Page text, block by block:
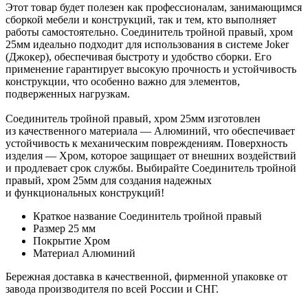
Этот товар будет полезен как профессионалам, занимающимся
сборкой мебели и конструкций, так и тем, кто выполняет
работы самостоятельно. Соединитель тройной правый, хром
25мм идеально подходит для использования в системе Joker
(Джокер), обеспечивая быстроту и удобство сборки. Его
применение гарантирует высокую прочность и устойчивость
конструкции, что особенно важно для элементов,
подверженных нагрузкам.
Соединитель тройной правый, хром 25мм изготовлен
из качественного материала — Алюминий, что обеспечивает
устойчивость к механическим повреждениям. Поверхность
изделия — Хром, которое защищает от внешних воздействий
и продлевает срок службы. Выбирайте Соединитель тройной
правый, хром 25мм для создания надежных
и функциональных конструкций!
Краткое название Соединитель тройной правый
Размер 25 мм
Покрытие Хром
Материал Алюминий
Бережная доставка в качественной, фирменной упаковке от
завода производителя по всей России и СНГ.